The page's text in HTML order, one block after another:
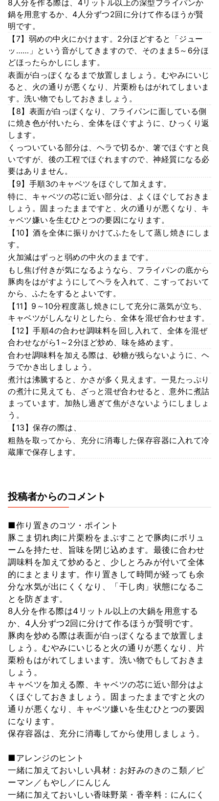
8人分を作る際は、4リットル以上の深型フライパンか
鍋を用意するか、4人分ずつ2回に分けて作るほうが賢
明です。
【7】弱めの中火にかけます。2分ほどすると「ジュー
ッ……」という音がしてきますので、そのまま5～6分ほ
どほったらかしにします。
表面が白っぽくなるまで放置しましょう。むやみにいじ
ると、火の通りが悪くなり、片栗粉もはがれてしまいま
す。洗い物でもしておきましょう。
【8】表面が白っぽくなり、フライパンに面している側
に焼き色が付いたら、全体をほぐすように、ひっくり返
します。
くっついている部分は、ヘラで切るか、箸でほぐすと良
いですが、後の工程でほぐれますので、神経質になる必
要はありません。
【9】手順3のキャベツをほぐして加えます。
特に、キャベツの芯に近い部分は、よくほぐしておきま
しょう。固まったままですと、火の通りが悪くなり、キ
ャベツ嫌いを生むひとつの要因になります。
【10】酒を全体に振りかけてふたをして蒸し焼きにしま
す。
火加減はずっと弱めの中火のままです。
もし焦げ付きが気になるようなら、フライパンの底から
豚肉をはがすようにしてヘラを入れて、こすっておいて
から、ふたをするとよいです。
【11】9～10分程度蒸し焼きにして充分に蒸気が立ち、
キャベツがしんなりとしたら、全体を混ぜ合わせます。
【12】手順4の合わせ調味料を回し入れて、全体を混ぜ
合わせながら1～2分ほど炒め、味を絡めます。
合わせ調味料を加える際は、砂糖が残らないように、ヘ
ラでかき出しましょう。
煮汁は沸騰すると、かさが多く見えます。一見たっぷり
の煮汁に見えても、ざっと混ぜ合わせると、意外に煮詰
まっています。加熱し過ぎて焦がさないようにしましょ
う。
【13】保存の際は、
粗熱を取ってから、充分に消毒した保存容器に入れて冷
蔵庫で保存します。
投稿者からのコメント
■作り置きのコツ・ポイント
豚こま切れ肉に片栗粉をまぶすことで豚肉にボリュ
ームを持たせ、旨味を閉じ込めます。最後に合わせ
調味料を加えて炒めると、少しとろみが付いて全体
的にまとまります。作り置きして時間が経っても余
分な水気が出にくくなり、「干し肉」状態になるこ
とを防ぎます。
8人分を作る際は4リットル以上の大鍋を用意する
か、4人分ずつ2回に分けて作るほうが賢明です。
豚肉を炒める際は表面が白っぽくなるまで放置しま
しょう。むやみにいじると火の通りが悪くなり、片
栗粉もはがれてしまいます。洗い物でもしておきま
しょう。
キャベツを加える際、キャベツの芯に近い部分はよ
くほぐしておきましょう。固まったままですと火の
通りが悪くなり、キャベツ嫌いを生むひとつの要因
になります。
保存容器は、充分に消毒してから使用しましょう。
■アレンジのヒント
一緒に加えておいしい具材：お好みのきのこ類／ピ
ーマン／もやし／にんじん
一緒に加えておいしい香味野菜・香辛料：にんにく